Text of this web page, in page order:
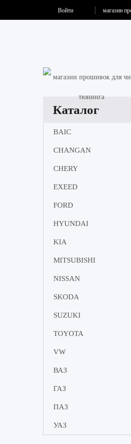
Войти магазин
Каталог
BAIC
CHANGAN
CHERY
EXEED
FORD
HYUNDAI
KIA
MITSUBISHI
NISSAN
SKODA
SUZUKI
TOYOTA
VW
ВАЗ
ГАЗ
ПАЗ
УАЗ